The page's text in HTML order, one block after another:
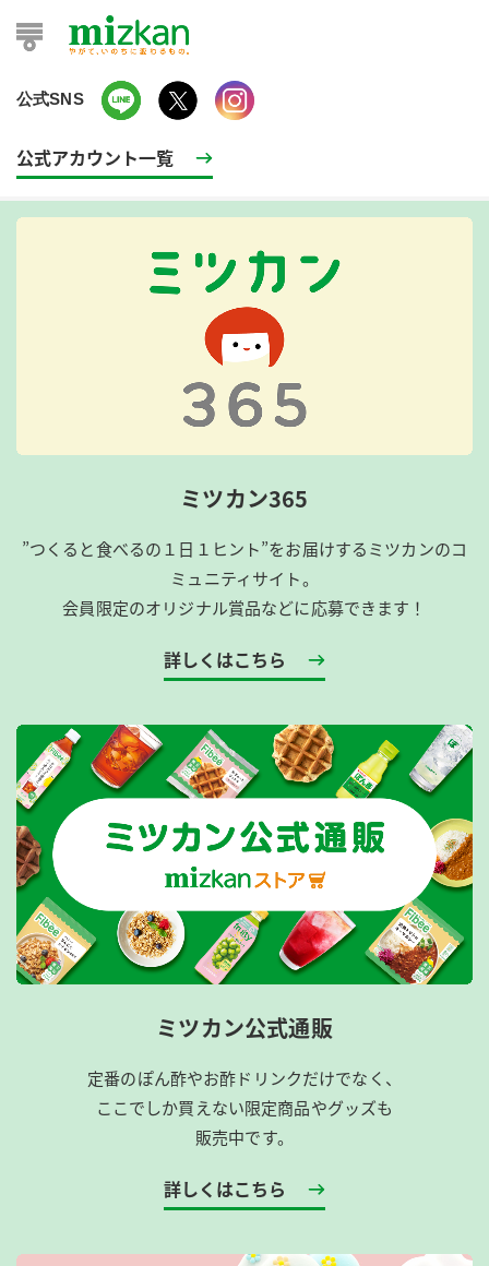
公式SNS
公式アカウント一覧
ミツカン365
”つくると食べるの１日１ヒント”をお届けするミツカンのコ
ミュニティサイト。
会員限定のオリジナル賞品などに応募できます！
詳しくはこちら
ミツカン公式通販
定番のぽん酢やお酢ドリンクだけでなく、
ここでしか買えない限定商品やグッズも
販売中です。
詳しくはこちら